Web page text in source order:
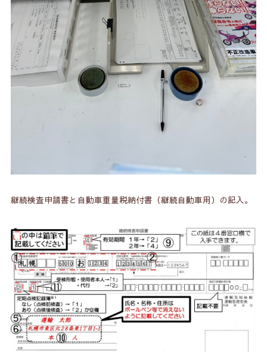
継続検査申請書と自動車重量税納付書（継続自動車用）の記入。